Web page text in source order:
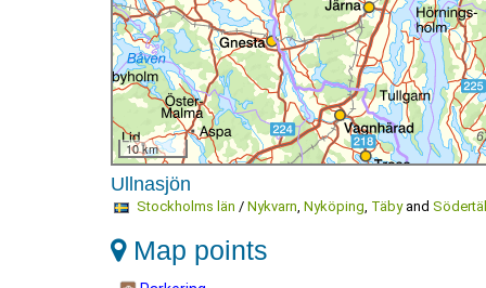
10 km
Ullnasjön
Stockholms län / Nykvarn, Nyköping, Täbyand
Map points